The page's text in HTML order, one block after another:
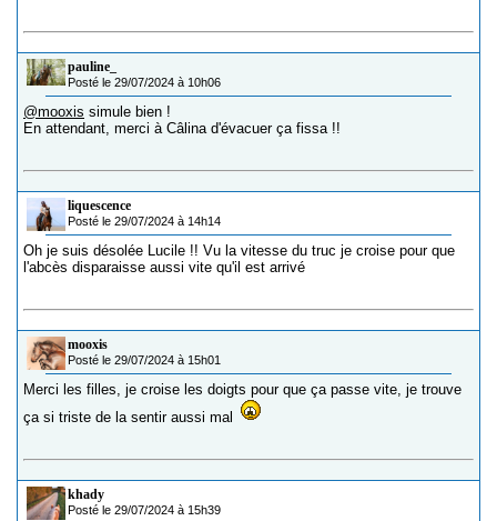
pauline_
Posté le 29/07/2024 à 10h06
@mooxis simule bien !
En attendant, merci à Câlina d'évacuer ça fissa !!
liquescence
Posté le 29/07/2024 à 14h14
Oh je suis désolée Lucile !! Vu la vitesse du truc je croise pour que
l'abcès disparaisse aussi vite qu'il est arrivé
mooxis
Posté le 29/07/2024 à 15h01
Merci les filles, je croise les doigts pour que ça passe vite, je trouve
ça si triste de la sentir aussi mal
khady
Posté le 29/07/2024 à 15h39